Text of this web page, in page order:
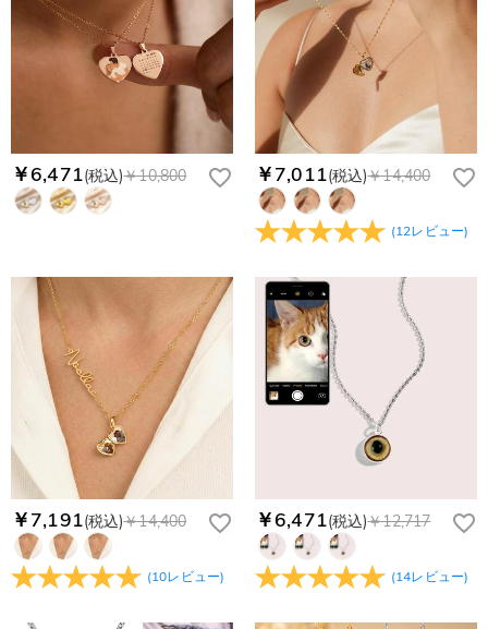
￥6,471(税込)￥10,800 ￥7,011(税込)￥14,400
(12レビュー)
￥7,191(税込)￥14,400
(10レビュー)
￥6,471(税込)￥12,717
(14レビュー)